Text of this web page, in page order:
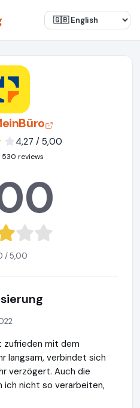
4,27 / 5,00
530 reviews
/ 5,00
zufrieden mit dem
langsam, verbindet sich
verzögert. Auch die
ich nicht so verarbeiten,